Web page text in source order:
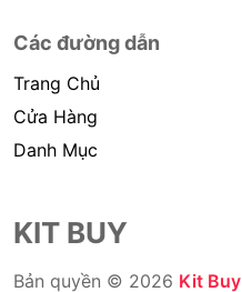
Các đường dẫn
Trang Chủ
Cửa Hàng
Danh Mục
KIT BUY
Bản quyền © 2026 Kit Buy